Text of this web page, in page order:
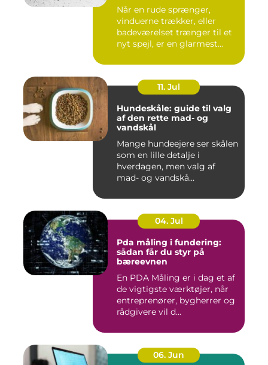
Når en rude sprænger,
vinduerne trækker, eller
badeværelset trænger til et
nyt spejl, er en glarmest...
11. Jul
Hundeskåle: guide til valg
af den rette mad- og
vandskål
Mange hundeejere ser skålen
som en lille detalje i
hverdagen, men valg af
mad- og vandskå...
04. Jul
Pda måling i fundering:
sådan får du styr på
bæreevnen
En PDA Måling er i dag et af
de vigtigste værktøjer, når
entreprenører, bygherrer og
rådgivere vil d...
06. Jun